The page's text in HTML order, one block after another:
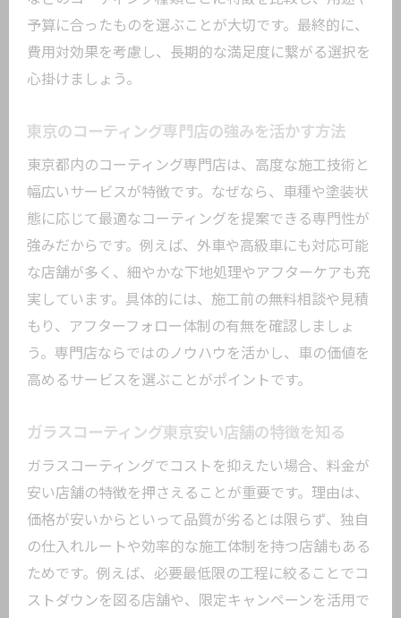
東京都大田区で注目されるカーコーティング
の最新動向
東京都大田区で話題のカーコーティング
技術動向
セラミックコーティングの進化と注目理
専門店で広がる新しいコーティングサー
車コーティングおすすめ店の最新取り組
ガラスコーティング東京安いプランの増
加トレンド
今注目のコーティング手法とその選び方
納得の仕上がりを得るカーコーティングの極
納得できるカーコーティングを受けるた
めの準備
東京都大田区の専門店で満足度を高める
コツ
カーコーティング施工前後の注意点とポ
イント
おすすめ店が教える長持ちするメンテナ
予算に合ったものを選ぶことが大切です。最終的に、
費用対効果を考慮し、長期的な満足度に繋がる選択を
心掛けましょう。
東京のコーティング専門店の強みを活かす方法
東京都内のコーティング専門店は、高度な施工技術と
幅広いサービスが特徴です。なぜなら、車種や塗装状
態に応じて最適なコーティングを提案できる専門性が
強みだからです。例えば、外車や高級車にも対応可能
な店舗が多く、細やかな下地処理やアフターケアも充
実しています。具体的には、施工前の無料相談や見積
もり、アフターフォロー体制の有無を確認しましょ
う。専門店ならではのノウハウを活かし、車の価値を
高めるサービスを選ぶことがポイントです。
ガラスコーティング東京安い店舗の特徴を知る
ガラスコーティングでコストを抑えたい場合、料金が
安い店舗の特徴を押さえることが重要です。理由は、
価格が安いからといって品質が劣るとは限らず、独自
の仕入れルートや効率的な施工体制を持つ店舗もある
ためです。例えば、必要最低限の工程に絞ることでコ
ストダウンを図る店舗や、限定キャンペーンを活用で